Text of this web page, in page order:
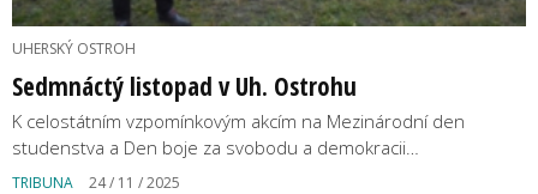
UHERSKÝ OSTROH
Sedmnáctý listopad v Uh. Ostrohu
K celostátním vzpomínkovým akcím na Mezinárodní den
studenstva a Den boje za svobodu a demokracii…
TRIBUNA 24 / 11 / 2025